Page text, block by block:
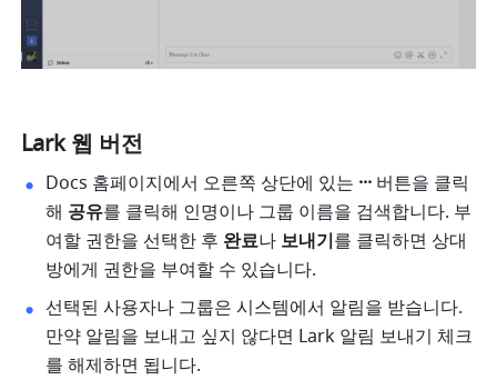
Lark 웹 버전
Docs 홈페이지에서 오른쪽 상단에 있는 ··· 버튼을 클릭
해 공유를 클릭해 인명이나 그룹 이름을 검색합니다. 부
여할 권한을 선택한 후 완료나 보내기를 클릭하면 상대
방에게 권한을 부여할 수 있습니다.
선택된 사용자나 그룹은 시스템에서 알림을 받습니다.
만약 알림을 보내고 싶지 않다면 Lark 알림 보내기 체크
를 해제하면 됩니다.